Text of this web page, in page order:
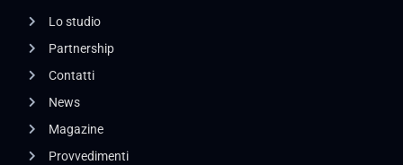
Lo studio
Partnership
Contatti
News
Magazine
Provvedimenti